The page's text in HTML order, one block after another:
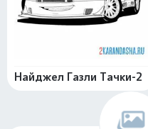
Найджел Газли Тачки-2